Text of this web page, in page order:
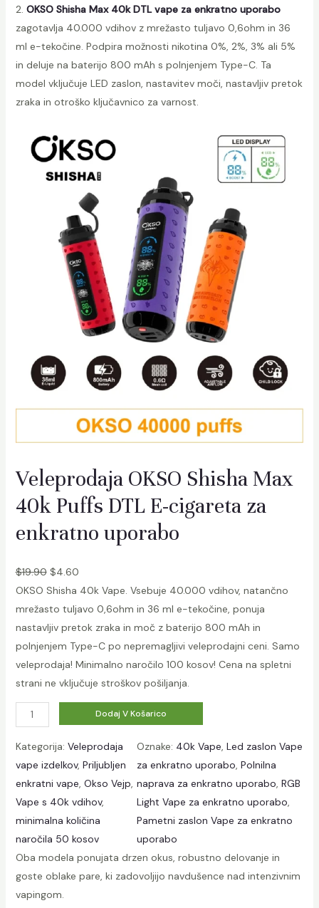
K
S
O
S
h
i
f
V
a
e
W
n
2. OKSO Shisha Max 40k DTL vape za enkratno uporabo
zagotavlja 40.000 vdihov z mrežasto tuljavo 0,6ohm in 36
ml e-tekočine. Podpira možnosti nikotina 0%, 2%, 3% ali 5%
in deluje na baterijo 800 mAh s polnjenjem Type-C. Ta
model vključuje LED zaslon, nastavitev moči, nastavljiv pretok
zraka in otroško ključavnico za varnost.
Veleprodaja OKSO Shisha Max
40k Puffs DTL E-cigareta za
enkratno uporabo
$19.90 $4.60
OKSO Shisha 40k Vape. Vsebuje 40.000 vdihov, natančno
mrežasto tuljavo 0,6ohm in 36 ml e-tekočine, ponuja
nastavljiv pretok zraka in moč z baterijo 800 mAh in
polnjenjem Type-C po nepremagljivi veleprodajni ceni. Samo
veleprodaja! Minimalno naročilo 100 kosov! Cena na spletni
strani ne vključuje stroškov pošiljanja.
o
l
i
č
i
n
a
W
h
o
Dodaj V Košarico
Kategorija: Veleprodaja
vape izdelkov, Priljubljen
enkratni vape, Okso Vejp
Vape s 40k vdihov
minimalna količina
naročila 50 kosov
Oznake: 40k Vape, Led zaslon Vape
za enkratno uporabo, Polnilna
naprava za enkratno uporabo, RGB
Light Vape za enkratno uporabo
Pametni zaslon Vape za enkratno
uporabo
Oba modela ponujata drzen okus, robustno delovanje in
goste oblake pare, ki zadovoljijo navdušence nad intenzivnim
vapingom.